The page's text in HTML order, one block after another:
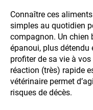
Connaître ces
simples au quotidien
compagnon. Un chien
épanoui, plus
profiter de sa vie à
réaction (très) rapide
vétérinaire permet
risques de décès.